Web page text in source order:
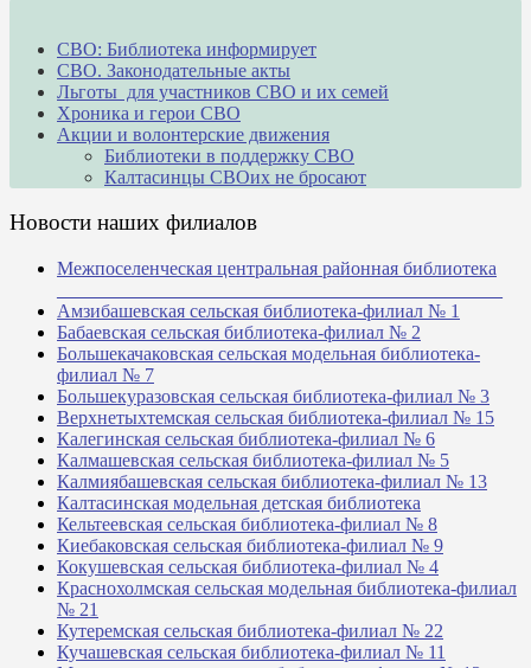
СВО: Библиотека информирует
СВО. Законодательные акты
Льготы для участников СВО и их семей
Хроника и герои СВО
Акции и волонтерские движения
Библиотеки в поддержку СВО
Калтасинцы СВОих не бросают
Новости наших филиалов
Межпоселенческая центральная районная библиотека
Амзибашевская сельская библиотека-филиал № 1
Бабаевская сельская библиотека-филиал № 2
Большекачаковская сельская модельная библиотека-
филиал № 7
Большекуразовская сельская библиотека-филиал № 3
Верхнетыхтемская сельская библиотека-филиал № 15
Калегинская сельская библиотека-филиал № 6
Калмашевская сельская библиотека-филиал № 5
Калмиябашевская сельская библиотека-филиал № 13
Калтасинская модельная детская библиотека
Кельтеевская сельская библиотека-филиал № 8
Киебаковская сельская библиотека-филиал № 9
Кокушевская сельская библиотека-филиал № 4
Краснохолмская сельская модельная библиотека-филиал
№ 21
Кутеремская сельская библиотека-филиал № 22
Кучашевская сельская библиотека-филиал № 11